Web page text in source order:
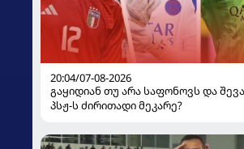
20:04/07-08-2026
გაყიდიან თუ არა საფონოვს და
პსჟ-ს ძირითადი მეკარე?